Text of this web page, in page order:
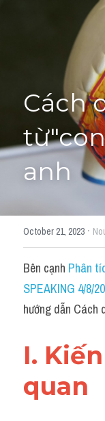
Học thử →
Cách
anh
October 21, 2023 ·
Bên cạnh Phân
SPEAKING 4/8/
hướng dẫn Cách
I.
quan